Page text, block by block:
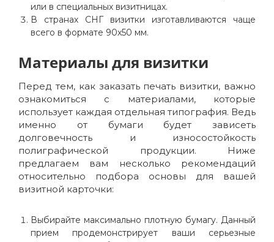
или в специальных визитницах.
В странах СНГ визитки изготавливаются чаще
всего в формате 90х50 мм.
Материалы для визитки
Перед тем, как заказать печать визитки, важно
ознакомиться с материалами, которые
использует каждая отдельная типография. Ведь
именно от бумаги будет зависеть
долговечность и износостойкость
полиграфической продукции. Ниже
предлагаем вам несколько рекомендаций
относительно подбора основы для вашей
визитной карточки:
Выбирайте максимально плотную бумагу. Данный
прием продемонстрирует ваши серьезные